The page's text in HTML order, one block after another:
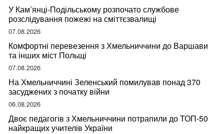
У Кам’янці-Подільському розпочато службове
розслідування пожежі на сміттєзвалищі
07.08.2026
Комфортні перевезення з Хмельниччини до Варшави
та інших міст Польщі
07.08.2026
На Хмельниччині Зеленський помилував понад 370
засуджених з початку війни
06.08.2026
Двоє педагогів з Хмельниччини потрапили до ТОП-50
найкращих учителів України